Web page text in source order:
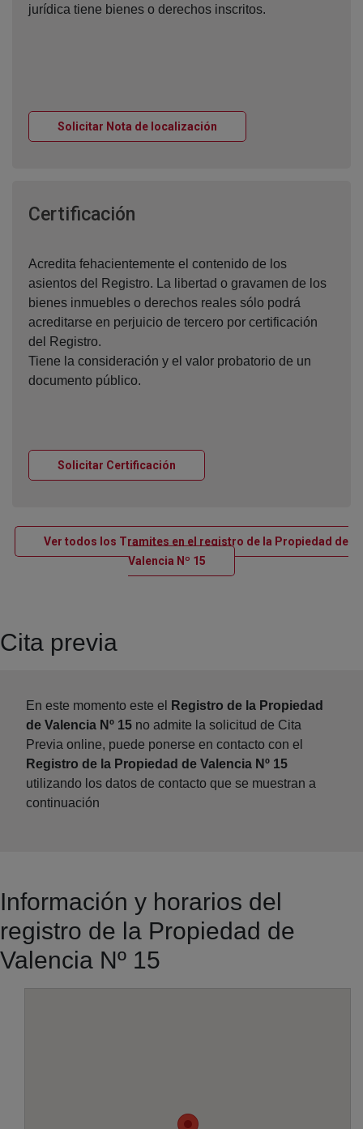
jurídica tiene bienes o derechos inscritos.
Solicitar Nota de localización
Certificación
Acredita fehacientemente el contenido de los
asientos del Registro. La libertad o gravamen de los
bienes inmuebles o derechos reales sólo podrá
acreditarse en perjuicio de tercero por certificación
del Registro.
Tiene la consideración y el valor probatorio de un
documento público.
Solicitar Certificación
Ver todos los Tramites en el registro de la Propiedad de
Valencia Nº 15 Ventana nueva
Cita previa
En este momento este el
Registro de la Propiedad
de Valencia Nº 15 no admite la solicitud de Cita
Previa online, puede ponerse en contacto con el
Registro de la Propiedad de Valencia Nº 15
utilizando los datos de contacto que se muestran a
continuación
Información y horarios del
registro de la Propiedad de
Valencia Nº 15